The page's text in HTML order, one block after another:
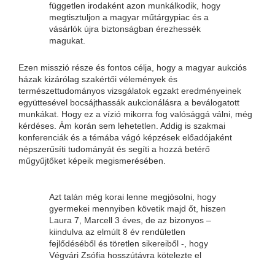
független irodaként azon munkálkodik, hogy
megtisztuljon a magyar műtárgypiac és a
vásárlók újra biztonságban érezhessék
magukat.
Ezen misszió része és fontos célja, hogy a magyar aukciós
házak kizárólag szakértői vélemények és
természettudományos vizsgálatok egzakt eredményeinek
együttesével bocsájthassák aukcionálásra a beválogatott
munkákat. Hogy ez a vízió mikorra fog valósággá válni, még
kérdéses. Ám korán sem lehetetlen. Addig is szakmai
konferenciák és a témába vágó képzések előadójaként
népszerűsíti tudományát és segíti a hozzá betérő
műgyűjtőket képeik megismerésében.
Azt talán még korai lenne megjósolni, hogy
gyermekei mennyiben követik majd őt, hiszen
Laura 7, Marcell 3 éves, de az bizonyos –
kiindulva az elmúlt 8 év rendületlen
fejlődéséből és töretlen sikereiből -, hogy
Végvári Zsófia hosszútávra kötelezte el